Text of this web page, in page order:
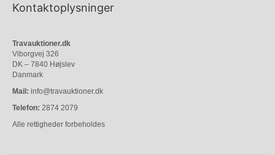
Kontaktoplysninger
Travauktioner.dk
Viborgvej 326
DK – 7840 Højslev
Danmark
Mail: info@travauktioner.dk
Telefon: 2874 2079
Alle rettigheder forbeholdes